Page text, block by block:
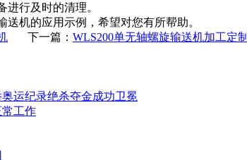
行及时的清理。
机的应用示例，希望对您有所帮助。
下一篇： WLS200单无轴螺旋输送机加工定制
运纪录绝杀夺金成功卫冕
工作